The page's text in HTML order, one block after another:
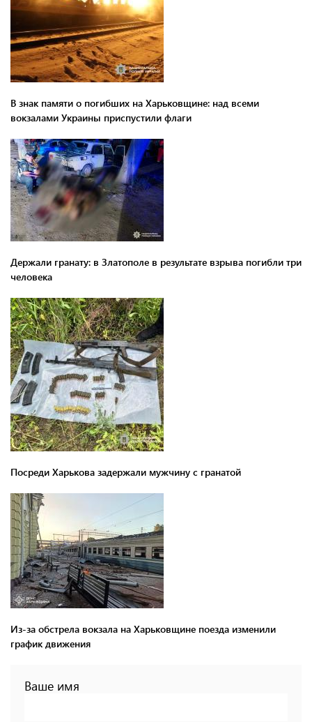
В знак памяти о погибших на Харьковщине: над всеми
вокзалами Украины приспустили флаги
Держали гранату: в Златополе в результате взрыва погибли три
человека
Посреди Харькова задержали мужчину с гранатой
Из-за обстрела вокзала на Харьковщине поезда изменили
график движения
Ваше имя